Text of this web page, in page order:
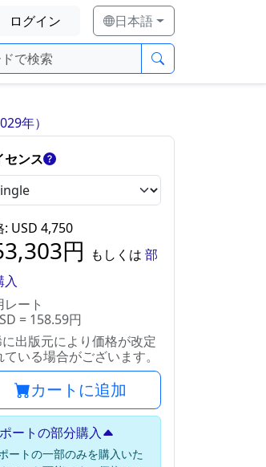
ログイン 日本語
年）
センス
: USD 4,750
円 もしくは 部
入
レート
= 158.59円
出版元により価格が改定
ている場合がございます。
カートに追加
ートの部分購入
ートの一部のみを購入いた